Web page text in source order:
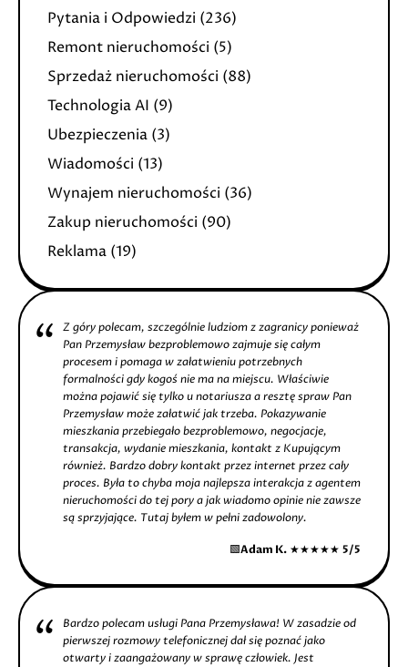
Pytania i Odpowiedzi (236)
Remont nieruchomości (5)
Sprzedaż nieruchomości (88)
Technologia AI (9)
Ubezpieczenia (3)
Wiadomości (13)
Wynajem nieruchomości (36)
Zakup nieruchomości (90)
Reklama (19)
Z góry polecam, szczególnie ludziom z zagranicy ponieważ
Pan Przemysław bezproblemowo zajmuje się całym
procesem i pomaga w załatwieniu potrzebnych
formalności gdy kogoś nie ma na miejscu. Właściwie
można pojawić się tylko u notariusza a resztę spraw Pan
Przemysław może załatwić jak trzeba. Pokazywanie
mieszkania przebiegało bezproblemowo, negocjacje,
transakcja, wydanie mieszkania, kontakt z Kupującym
również. Bardzo dobry kontakt przez internet przez cały
proces. Była to chyba moja najlepsza interakcja z agentem
nieruchomości do tej pory a jak wiadomo opinie nie zawsze
są sprzyjające. Tutaj byłem w pełni zadowolony.
🟩Adam K. ★★★★★ 5/5
Bardzo polecam usługi Pana Przemysława! W zasadzie od
pierwszej rozmowy telefonicznej dał się poznać jako
otwarty i zaangażowany w sprawę człowiek. Jest